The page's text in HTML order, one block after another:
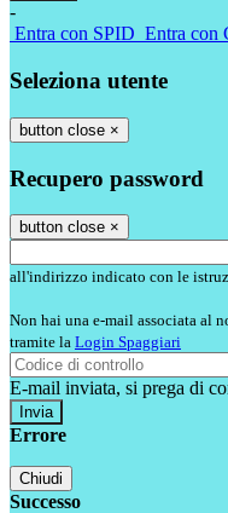
-
Entra con SPID Entra con
Seleziona utente
button close ×
Recupero password
button close ×
all'indirizzo indicato con le
Non hai una e-mail associata al
tramite la Login Spaggiari
E-mail inviata, si prega di
Errore
Chiudi
Successo